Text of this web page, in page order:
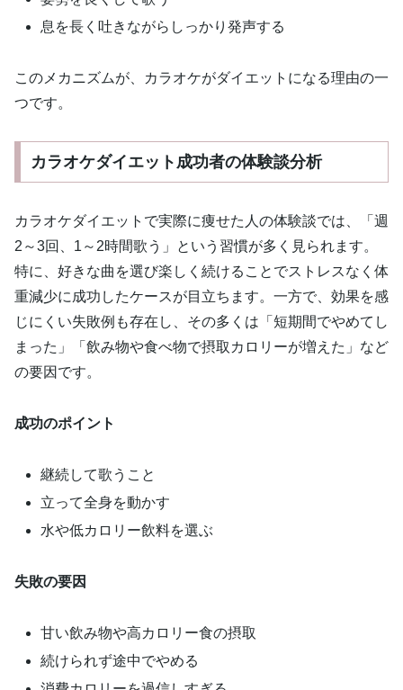
息を長く吐きながらしっかり発声する
このメカニズムが、カラオケがダイエットになる理由の一
つです。
カラオケダイエット成功者の体験談分析
カラオケダイエットで実際に痩せた人の体験談では、「週
2～3回、1～2時間歌う」という習慣が多く見られます。
特に、好きな曲を選び楽しく続けることでストレスなく体
重減少に成功したケースが目立ちます。一方で、効果を感
じにくい失敗例も存在し、その多くは「短期間でやめてし
まった」「飲み物や食べ物で摂取カロリーが増えた」など
の要因です。
成功のポイント
継続して歌うこと
立って全身を動かす
水や低カロリー飲料を選ぶ
失敗の要因
甘い飲み物や高カロリー食の摂取
続けられず途中でやめる